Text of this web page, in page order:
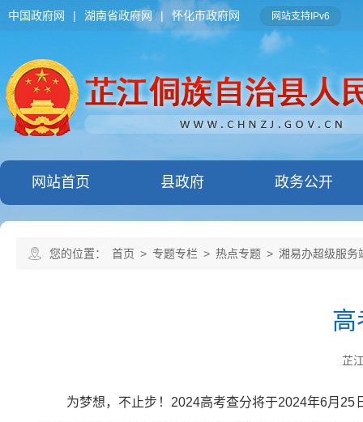
中国政府网 | 湖南省政府网 | 怀化市政府网 网站支持IPv6
网站首页 县政府 政务公开
您的位置： 首页 > 专题专栏 > 热点专题 > 湘易办超级服务
高
芷
为梦想，不止步！2024高考查分将于2024年6月25